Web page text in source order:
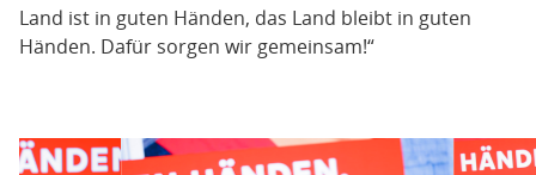
Land ist in guten Händen, das Land bleibt in guten
Händen. Dafür sorgen wir gemeinsam!“